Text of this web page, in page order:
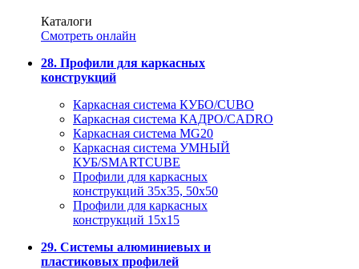
Каталоги
Смотреть онлайн
28. Профили для каркасных
конструкций
Каркасная система КУБО/CUBO
Каркасная система КАДРО/CADRO
Каркасная система MG20
Каркасная система УМНЫЙ
КУБ/SMARTCUBE
Профили для каркасных
конструкций 35x35, 50x50
Профили для каркасных
конструкций 15х15
29. Системы алюминиевых и
пластиковых профилей